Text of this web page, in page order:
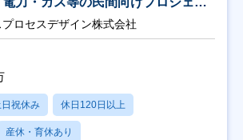
ロセスデザイン株式会社
日祝休み 休日120日以上
産休・育休あり